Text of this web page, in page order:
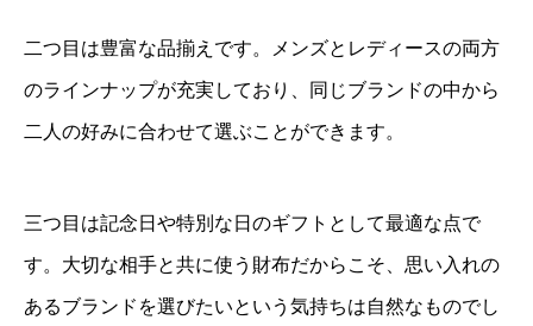
二つ目は豊富な品揃えです。メンズとレディースの両方
のラインナップが充実しており、同じブランドの中から
二人の好みに合わせて選ぶことができます。
三つ目は記念日や特別な日のギフトとして最適な点で
す。大切な相手と共に使う財布だからこそ、思い入れの
あるブランドを選びたいという気持ちは自然なものでし